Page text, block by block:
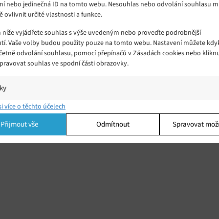
nebo jedinečná ID na tomto webu. Nesouhlas nebo odvolání souhlasu
ovlivnit určité vlastnosti a funkce.
vyjádřete souhlas s výše uvedeným nebo proveďte podrobnější
Vaše volby budou použity pouze na tomto webu. Nastavení můžete
odvolání souhlasu, pomocí přepínačů v Zásadách cookies nebo
souhlas ve spodní části obrazovky.
a/nebo přístup k informacím v zařízení, Porozumění publiku
kombinací údajů z různých zdrojů.
více o těchto účelech
Přijmout vše Odmítnout Spravovat